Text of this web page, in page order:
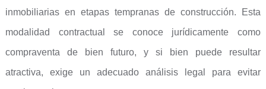
inmobiliarias en etapas tempranas de construcción. Esta
modalidad contractual se conoce jurídicamente como
compraventa de bien futuro, y si bien puede resultar
atractiva, exige un adecuado análisis legal para evitar